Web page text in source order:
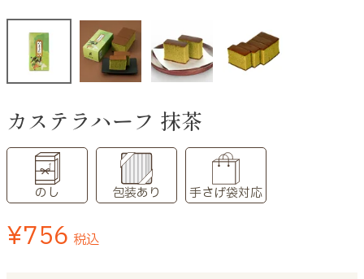
カステラハーフ 抹茶
のし 包装あり 手さげ袋対応
¥756 税込